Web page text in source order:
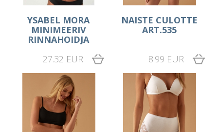
YSABEL MORA
MINIMEERIV
RINNAHOIDJA
27.32 EUR
NAISTE CULOTTE
ART.535
8.99 EUR